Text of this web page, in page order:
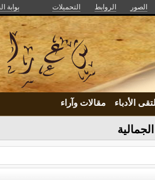
الصور الروابط التحميلات بوابة
الأدباء مقالات وآراء